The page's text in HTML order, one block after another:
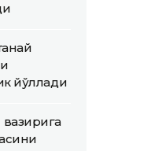
йўллади